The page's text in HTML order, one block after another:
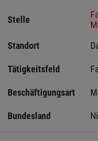
Stelle
Standort
Tätigkeitsfeld
Beschäftigungsart
Bundesland